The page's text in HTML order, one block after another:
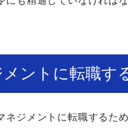
ントに転職す
ネジメントに転職するた